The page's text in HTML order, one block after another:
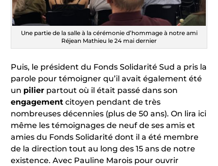
Une partie de la salle à la cérémonie d’hommage à notre ami
Réjean Mathieu le 24 mai dernier
Puis, le président du Fonds Solidarité Sud a pris la
parole pour témoigner qu’il avait également été
un pilier partout où il était passé dans son
engagement citoyen pendant de très
nombreuses décennies (plus de 50 ans). On lira ici
même les témoignages de neuf de ses amis et
amies du Fonds Solidarité dont il a été membre
de la direction tout au long des 15 ans de notre
existence. Avec Pauline Marois pour ouvrir